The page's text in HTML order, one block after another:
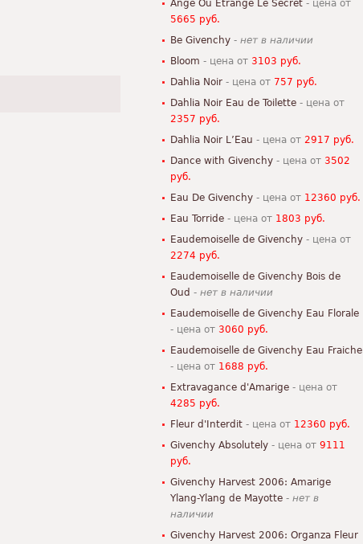
Ange Ou Etrange Le Secret - цена от
5665 руб.
Be Givenchy - нет в наличии
Bloom - цена от 3103 руб.
Dahlia Noir - цена от 757 руб.
Dahlia Noir Eau de Toilette - цена от
2357 руб.
Dahlia Noir L’Eau - цена от 2917 руб.
Dance with Givenchy - цена от 3502
руб.
Eau De Givenchy - цена от 12360 руб.
Eau Torride - цена от 1803 руб.
Eaudemoiselle de Givenchy - цена от
2274 руб.
Eaudemoiselle de Givenchy Bois de
Oud - нет в наличии
Eaudemoiselle de Givenchy Eau Florale
- цена от 3060 руб.
Eaudemoiselle de Givenchy Eau Fraiche
- цена от 1688 руб.
Extravagance d'Amarige - цена от
4285 руб.
Fleur d'Interdit - цена от 12360 руб.
Givenchy Absolutely - цена от 9111
руб.
Givenchy Harvest 2006: Amarige
Ylang-Ylang de Mayotte - нет в
наличии
Givenchy Harvest 2006: Organza Fleur